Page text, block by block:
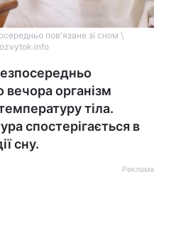
пов'язане зі сном \
вечора організм
тіла.
спостерігається в
сну.
Реклама